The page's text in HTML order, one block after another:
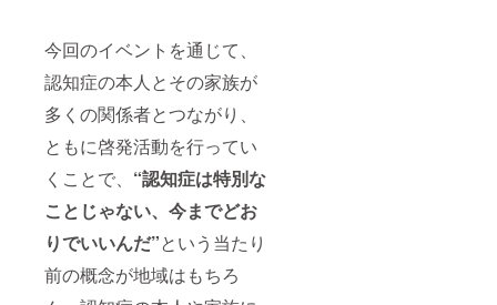
今回のイベントを通じて、
認知症の本人とその家族が
多くの関係者とつながり、
ともに啓発活動を行ってい
くことで、 “認知症は特別な
ことじゃない、今までどお
りでいいんだ”という当たり
前の概念が地域はもちろ